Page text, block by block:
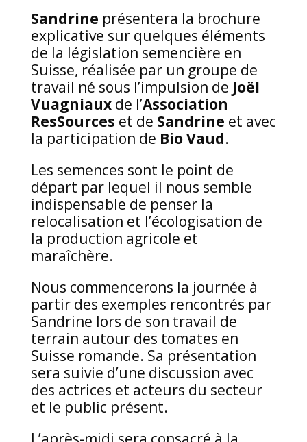
Sandrine présentera la brochure
explicative sur quelques éléments
de la législation semencière en
Suisse, réalisée par un groupe de
travail né sous l’impulsion de Joël
Vuagniauxde l’Association
ResSources et de Sandrine et avec
la participation de Bio Vaud.
Les semences sont le point de
départ par lequel il nous semble
indispensable de penser la
relocalisation et l’écologisation de
la production agricole et
maraîchère.
Nous commencerons la journée à
partir des exemples rencontrés par
Sandrine lors de son travail de
terrain autour des tomates en
Suisse romande. Sa présentation
sera suivie d’une discussion avec
des actrices et acteurs du secteur
et le public présent.